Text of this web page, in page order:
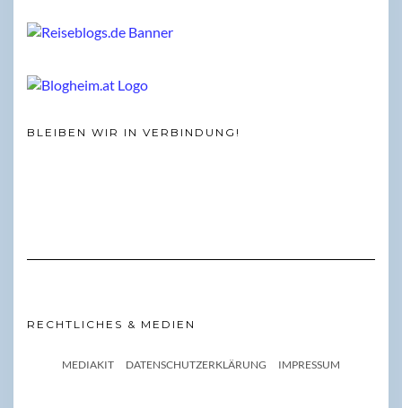
BLEIBEN WIR IN VERBINDUNG!
RECHTLICHES & MEDIEN
MEDIAKIT DATENSCHUTZERKLÄRUNG IMPRESSUM